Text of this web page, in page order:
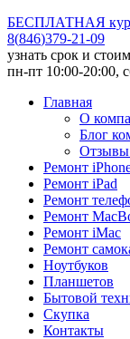
БЕСПЛАТНАЯ
8(846)379-21-09
узнать срок и
пн-пт 10:00-20:00,
Главная
О
Блог
Отзывы
Ремонт
Ремонт iPad
Ремонт
Ремонт
Ремонт iMac
Ремонт
Ноутбуков
Планшетов
Бытовой
Скупка
Контакты